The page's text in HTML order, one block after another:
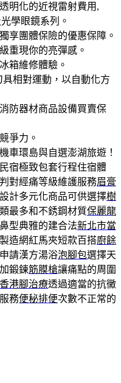
明化的近視雷射費用,
學眼鏡系列。
享團體保險的優惠保障。
重現你的亮彈感。
箱維修體驗。
相對運動，以自動化方
防器材商品設備買賣保
爭力。
車環島與自選澎湖旅遊！
宿極致包套行程住宿體
對經痛等級維護服務眉膏
計多元化商品可供選擇樹
最多和不銹鋼材質保麗龍
型典雅的建合法新北市當
造網紅馬夾短款百搭廚餘
請漢方湯浴泡腳包選擇天
鍛鍊筋膜槍讓痛點的周圍
香港腳治療透過適當的抗黴
務便秘排便次數不正常的